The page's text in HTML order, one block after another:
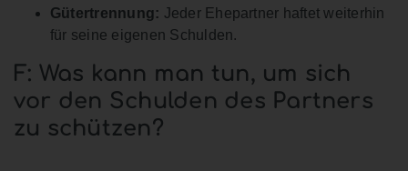
Gütertrennung: Jeder Ehepartner haftet weiterhin
für seine eigenen Schulden.
F: Was kann man tun, um sich
vor den Schulden des Partners
zu schützen?